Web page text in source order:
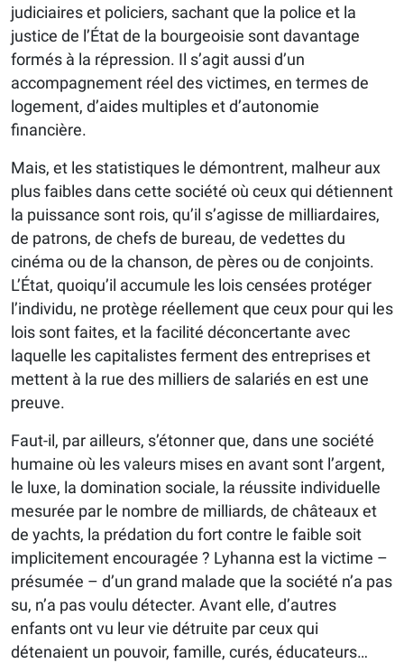
judiciaires et policiers, sachant que la police et la
justice de l’État de la bourgeoisie sont davantage
formés à la répression. Il s’agit aussi d’un
accompagnement réel des victimes, en termes de
logement, d’aides multiples et d’autonomie
financière.
Mais, et les statistiques le démontrent, malheur aux
plus faibles dans cette société où ceux qui détiennent
la puissance sont rois, qu’il s’agisse de milliardaires,
de patrons, de chefs de bureau, de vedettes du
cinéma ou de la chanson, de pères ou de conjoints.
L’État, quoiqu’il accumule les lois censées protéger
l’individu, ne protège réellement que ceux pour qui les
lois sont faites, et la facilité déconcertante avec
laquelle les capitalistes ferment des entreprises et
mettent à la rue des milliers de salariés en est une
preuve.
Faut-il, par ailleurs, s’étonner que, dans une société
humaine où les valeurs mises en avant sont l’argent,
le luxe, la domination sociale, la réussite individuelle
mesurée par le nombre de milliards, de châteaux et
de yachts, la prédation du fort contre le faible soit
implicitement encouragée ? Lyhanna est la victime –
présumée – d’un grand malade que la société n’a pas
su, n’a pas voulu détecter. Avant elle, d’autres
enfants ont vu leur vie détruite par ceux qui
détenaient un pouvoir, famille, curés, éducateurs…